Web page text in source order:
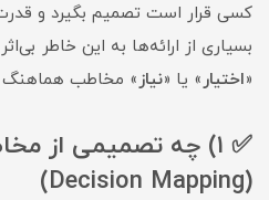
کسی قرار است تصمیم بگیرد و
بسیاری از ارائه‌ها به این خاطر
«اختیار » یا «نیاز » مخاطب هماهنگ
✅ ۱) چه تصمیمی از
(Decision Mapping)